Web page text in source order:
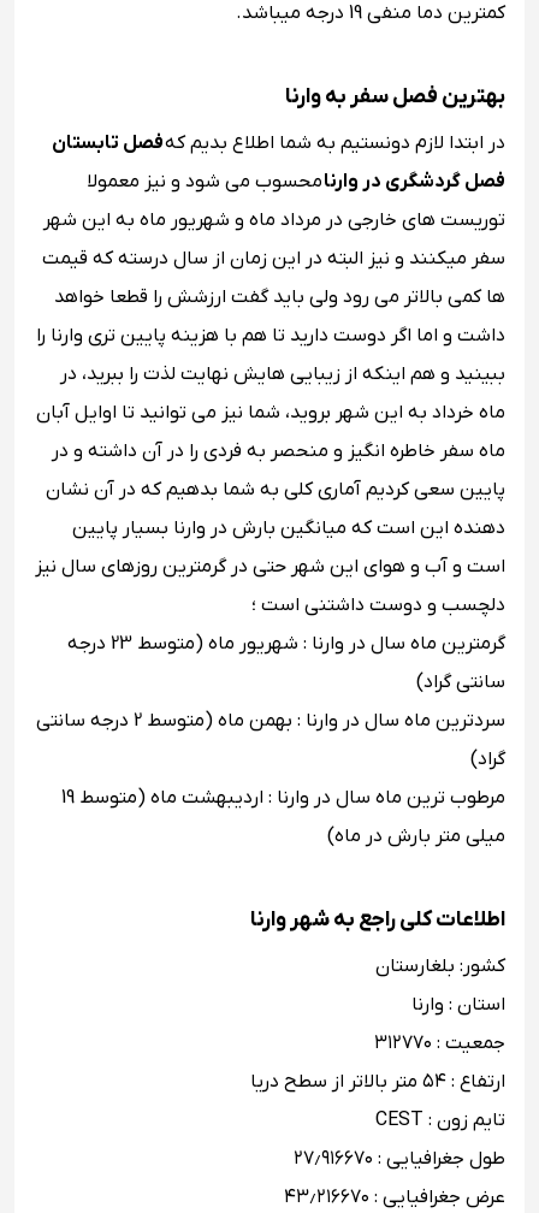
کمترین دما منفی 19 درجه میباشد.
بهترین فصل سفر به وارنا
در ابتدا لازم دونستیم به شما اطلاع بدیم کهفصل تابستان
فصل گردشگری در وارنامحسوب می ‌شود و نیز معمولا
توریست های خارجی در مرداد ماه و شهریور ماه به این شهر
سفر میکنند و نیز البته در این زمان از سال درسته که قیمت
‌ها کمی بالاتر می ‌رود ولی باید گفت ارزشش را قطعا خواهد
داشت و اما اگر دوست دارید تا هم با هزینه پایین تری وارنا را
ببینید و هم اینکه از زیبایی هایش نهایت لذت را ببرید، در
ماه خرداد به این شهر بروید، شما نیز می ‌توانید تا اوایل آبان‌
ماه سفر خاطره ‌انگیز و منحصر به فردی را در آن داشته و در
پایین سعی کردیم آماری کلی به شما بدهیم که در آن نشان
دهنده این است که میانگین بارش در وارنا بسیار پایین
است و آب‌ و هوای این شهر حتی در گرمترین روزهای سال نیز
دلچسب و دوست داشتنی است ؛
گرمترین ماه سال در وارنا : شهریور ماه (متوسط 23 درجه
سانتی ‌گراد)
سردترین ماه سال در وارنا : بهمن ماه (متوسط 2 درجه سانتی
‌گراد)
مرطوب ‌ترین ماه سال در وارنا : اردیبهشت ماه (متوسط 19
میلی ‌متر بارش در ماه)
اطلاعات کلی راجع به شهر وارنا
کشور: بلغارستان
استان : وارنا
جمعیت : ۳۱۲۷۷۰
ارتفاع : ۵۴ متر بالاتر از سطح دریا
تایم زون : CEST
طول جغرافیایی : ۲۷٫۹۱۶۶۷۰
عرض جغرافیایی : ۴۳٫۲۱۶۶۷۰